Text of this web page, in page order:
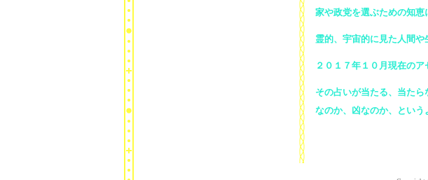
家や政党を選ぶための知
霊的、宇宙的に見た人間
２０１７年１０月現在の
その占いが当たる、当た
なのか、凶なのか、とい